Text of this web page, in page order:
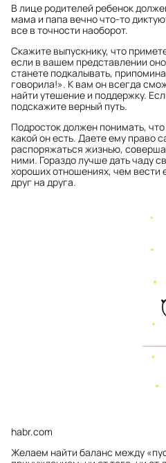
В лице родителей ребенок
мама и папа вечно что-то
все в точности наоборот.
Скажите выпускнику, что
если в вашем представлении
станете подкалывать,
говорила!». К вам он всегда
найти утешение и поддержку.
подскажите верный путь.
Подросток должен понимать,
какой он есть. Даете ему право
распоряжаться жизнью,
ними. Гораздо лучше дать чаду
хороших отношениях, чем вести
друг на друга.
habr.com
Желаем найти баланс между